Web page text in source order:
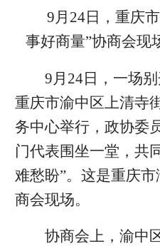
9月24日，重庆
事好商量”协商会现
9月24日，一场
重庆市渝中区上清寺
务中心举行，政协委
门代表围坐一堂，共
难愁盼”。这是重庆
商会现场。
协商会上，渝中